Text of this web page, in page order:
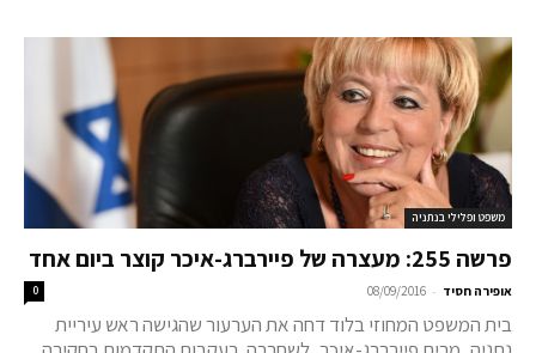
משפט ופלילי בנתניה
פרשה 255: מעצרה של פיירברג-איכר קוצר ביום אחד
אופירה חסיד -
08/09/2016
0
בית המשפט המחוזי בלוד דחה את הערעור שהגישה ראש עיריית